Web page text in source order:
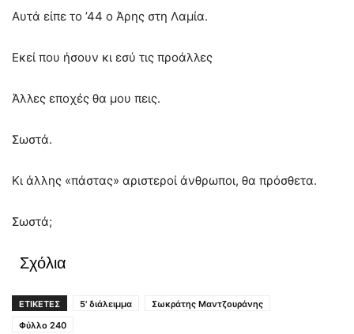
Αυτά είπε το ’44 ο Άρης στη Λαμία.
Εκεί που ήσουν κι εσύ τις προάλλες
Άλλες εποχές θα μου πεις.
Σωστά.
Κι άλλης «πάστας» αριστεροί άνθρωποι, θα πρόσθετα.
Σωστά;
Σχόλια
ΕΤΙΚΕΤΕΣ 5' διάλειμμα
Σωκράτης Μαντζουράνης
Φύλλο 240